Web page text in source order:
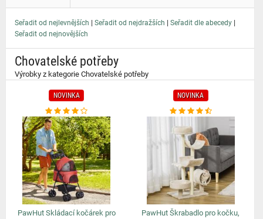
Seřadit od nejlevnějších | Seřadit od nejdražších | Seřadit dle abecedy |
Seřadit od nejnovějších
Chovatelské potřeby
Výrobky z kategorie Chovatelské potřeby
NOVINKA
PawHut Skládací kočárek pro
NOVINKA
PawHut Škrabadlo pro kočku,